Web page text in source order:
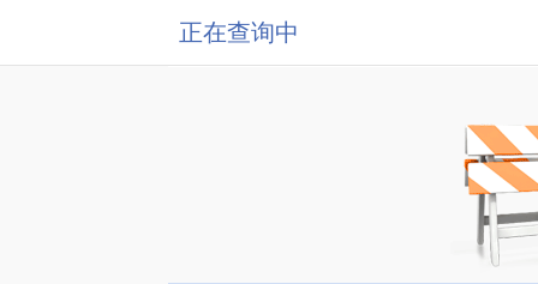
正在查询中